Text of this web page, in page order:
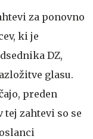
za ponovno
ki je
DZ,
glasu.
preden
tej zahtevi so se